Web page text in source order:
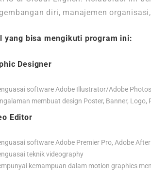
diri, manajemen
yang bisa mengikuti program ini:
Designer
software Adobe Illustrator/Adobe
membuat design Poster, Banner,
Editor
software Adobe Premier Pro, Adobe
teknik videography
kemampuan dalam motion graphics